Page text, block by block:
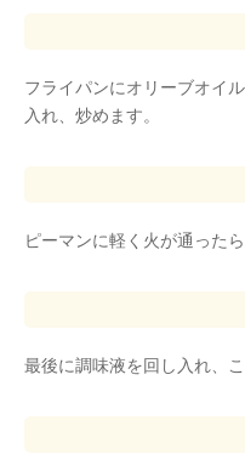
フライパンにオリーブオイ
入れ、炒めます。
ピーマンに軽く火が通った
最後に調味液を回し入れ、